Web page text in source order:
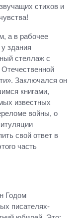
стихов и
а в рабочее
здания
стеллаж с
Заключался он
книгами,
известных
войны, о
свой ответ в
часть
Годом
писателях-